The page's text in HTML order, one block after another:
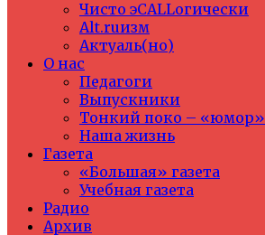
Чисто эCALLогически
Alt.ruизм
Актуаль(но)
О нас
Педагоги
Выпускники
Тонкий поко – «юмор»
Наша жизнь
Газета
«Большая» газета
Учебная газета
Радио
Архив